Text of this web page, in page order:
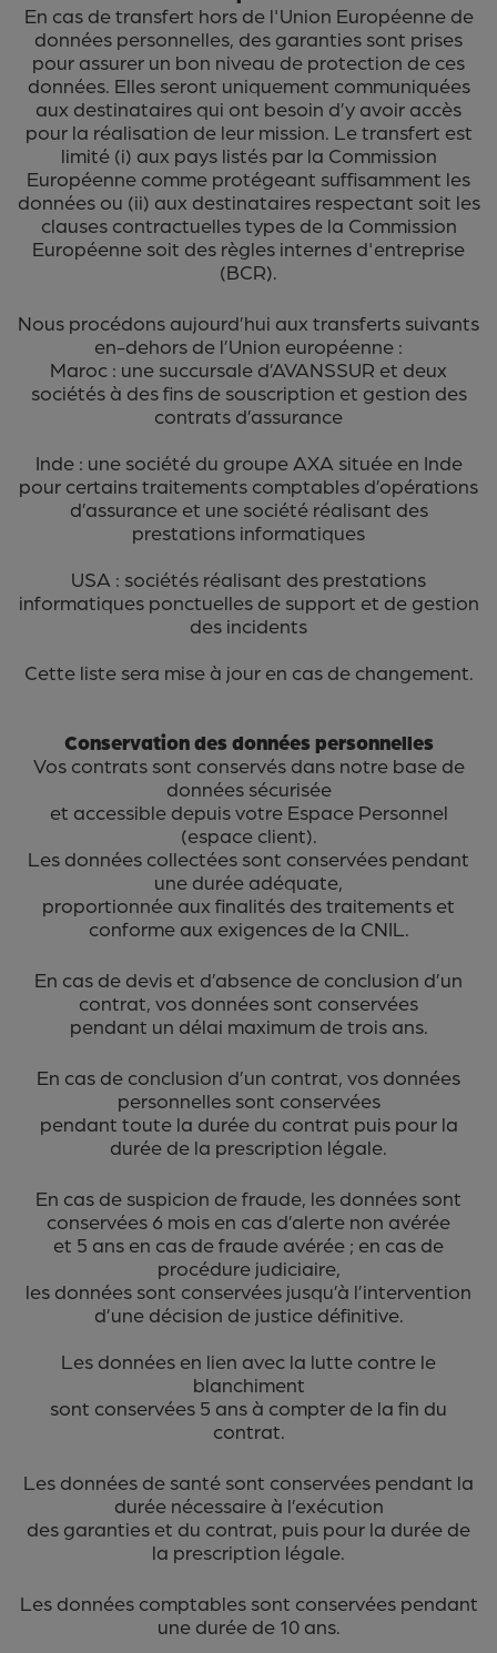
En cas de transfert hors de l'Union Européenne de
données personnelles, des garanties sont prises
pour assurer un bon niveau de protection de ces
données. Elles seront uniquement communiquées
aux destinataires qui ont besoin d’y avoir accès
pour la réalisation de leur mission. Le transfert est
limité (i) aux pays listés par la Commission
Européenne comme protégeant suffisamment les
données ou (ii) aux destinataires respectant soit les
clauses contractuelles types de la Commission
Européenne soit des règles internes d'entreprise
(BCR).
Nous procédons aujourd’hui aux transferts suivants
en-dehors de l’Union européenne :
Maroc : une succursale d’AVANSSUR et deux
sociétés à des fins de souscription et gestion des
contrats d’assurance
Inde : une société du groupe AXA située en Inde
pour certains traitements comptables d’opérations
d’assurance et une société réalisant des
prestations informatiques
USA : sociétés réalisant des prestations
informatiques ponctuelles de support et de gestion
des incidents
Cette liste sera mise à jour en cas de changement.
Conservation des données personnelles
Vos contrats sont conservés dans notre base de
données sécurisée
et accessible depuis votre Espace Personnel
(espace client).
Les données collectées sont conservées pendant
une durée adéquate,
proportionnée aux finalités des traitements et
conforme aux exigences de la CNIL.
En cas de devis et d’absence de conclusion d’un
contrat, vos données sont conservées
pendant un délai maximum de trois ans.
En cas de conclusion d’un contrat, vos données
personnelles sont conservées
pendant toute la durée du contrat puis pour la
durée de la prescription légale.
En cas de suspicion de fraude, les données sont
conservées 6 mois en cas d’alerte non avérée
et 5 ans en cas de fraude avérée ; en cas de
procédure judiciaire,
les données sont conservées jusqu’à l’intervention
d’une décision de justice définitive.
Les données en lien avec la lutte contre le
blanchiment
sont conservées 5 ans à compter de la fin du
contrat.
Les données de santé sont conservées pendant la
durée nécessaire à l’exécution
des garanties et du contrat, puis pour la durée de
la prescription légale.
Les données comptables sont conservées pendant
une durée de 10 ans.